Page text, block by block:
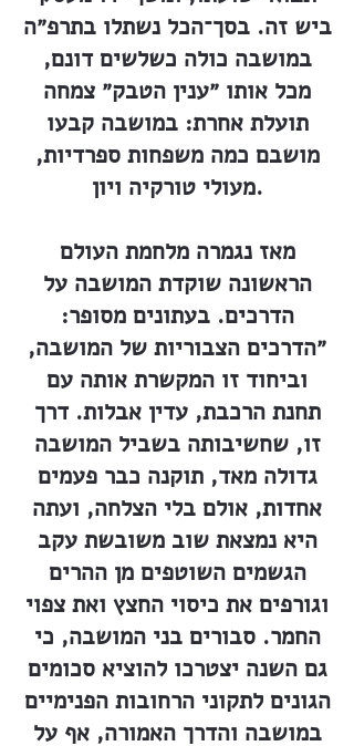
ביש זה. בסך־הכל נשתלו בתרפ״ה
במושבה כולה כשלשים דונם,
מכל אותו ״ענין הטבק״ צמחה
תועלת אחרת: במושבה קבעו
מושבם כמה משפחות ספרדיות,
מעולי טורקיה ויון.
מאז נגמרה מלחמת העולם
הראשונה שוקדת המושבה על
הדרכים. בעתונים מסופר:
״הדרכים הצבוריות של המושבה,
וביחוד זו המקשרת אותה עם
תחנת הרכבת, עדין אבלות. דרך
זו, שחשיבותה בשביל המושבה
גדולה מאד, תוקנה כבר פעמים
אחדות, אולם בלי הצלחה, ועתה
היא נמצאת שוב משובשת עקב
הגשמים השוטפים מן ההרים
וגורפים את כיסוי החצץ ואת צפוי
החמר. סבורים בני המושבה, כי
גם השנה יצטרכו להוציא סכומים
הגונים לתקוני הרחובות הפנימיים
במושבה והדרך האמורה, אף על